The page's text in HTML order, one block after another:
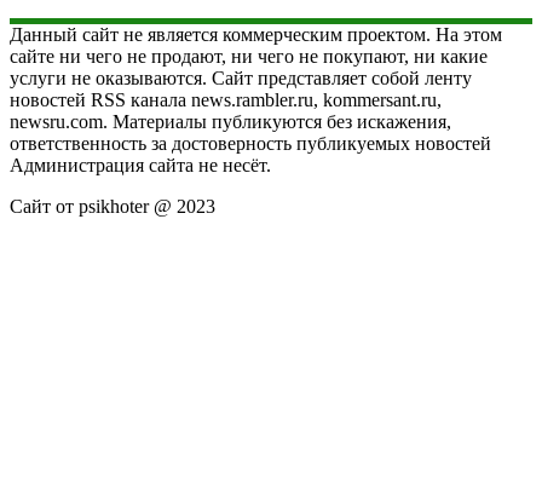
Данный сайт не является коммерческим проектом. На этом
сайте ни чего не продают, ни чего не покупают, ни какие
услуги не оказываются. Сайт представляет собой ленту
новостей RSS канала news.rambler.ru, kommersant.ru,
newsru.com. Материалы публикуются без искажения,
ответственность за достоверность публикуемых новостей
Администрация сайта не несёт.
Сайт от psikhoter @ 2023